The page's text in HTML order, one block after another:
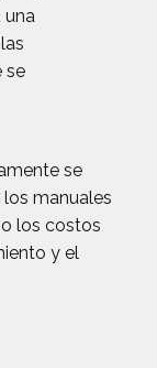
una
se
se
manuales
los costos
y el